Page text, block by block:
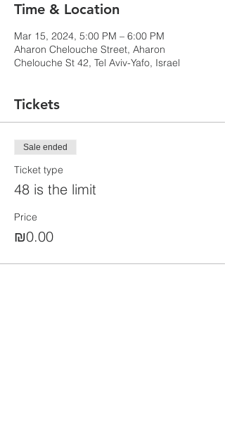
Time & Location
Mar 15, 2024, 5:00 PM – 6:00 PM
Aharon Chelouche Street, Aharon
Chelouche St 42, Tel Aviv-Yafo, Israel
Tickets
Sale ended
Ticket type
48 is the limit
Price
₪0.00